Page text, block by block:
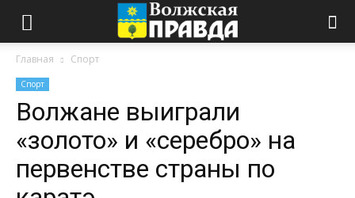
Главная Спорт
Спорт
Волжане выиграли
«золото» и «серебро» на
первенстве страны по